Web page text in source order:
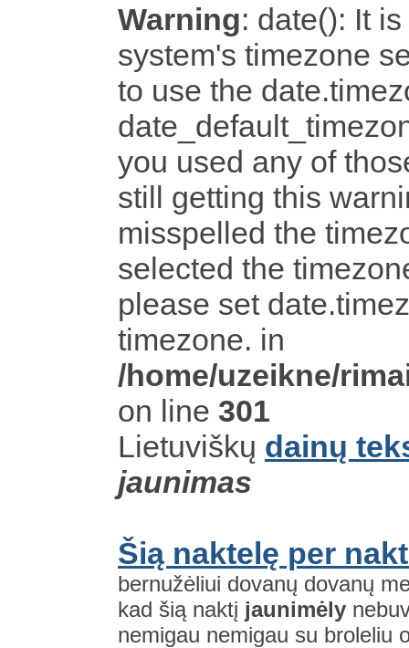
Warning: date(): It
system's timezone
to use the
you used any of
still getting this
misspelled the
selected the
please set
timezone. in
/home/uzeikne/
on line 301
Lietuviškų dainų
jaunimas
Šią naktelę per
bernužėliui dovanų dovanų
kad šią naktį jaunimėly
nemigau nemigau su broleliu